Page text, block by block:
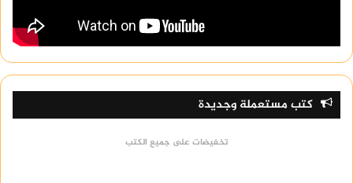
عائق يمنع الهيكل الخارجي من تصريف هذه
الطاقة الحرارية سيؤدي حتماً إلى احتباسها
بالداخل، مما يتسبب في تفاقم مشاكل الهاتف
المختلفة المرتبطة بالأداء والعتاد.
أسباب سخونة الهاتف: العوامل البرمجية
والتشغيلية المباشرة
كتب مستعملة وجديدة
تخفيضات على جميع الكتب